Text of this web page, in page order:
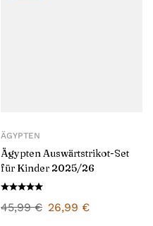
ÄGYPTEN
Ägypten Auswärtstrikot-Set
für Kinder 2025/26
45,99€ 26,99 €